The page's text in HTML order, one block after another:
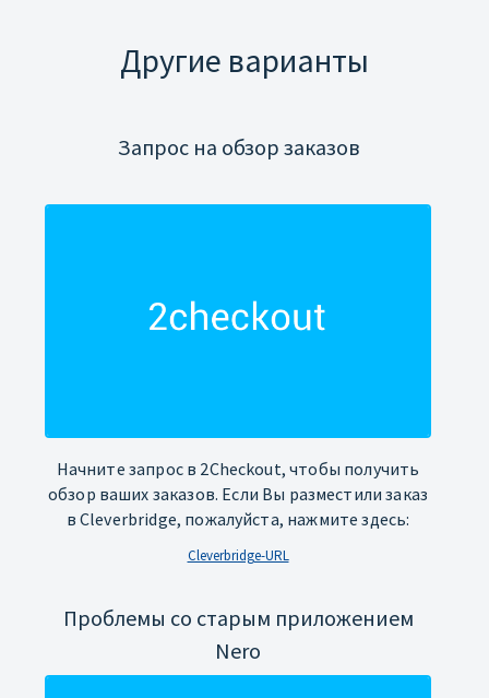
Другие варианты
Запрос на обзор заказов
Начните запрос в 2Checkout, чтобы получить
обзор ваших заказов. Если Вы разместили заказ
в Cleverbridge, пожалуйста, нажмите здесь:
Cleverbridge-URL
Проблемы со старым приложением
Nero